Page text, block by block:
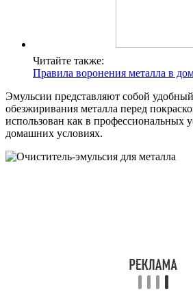
Читайте также:
Правила воронения металла в
Эмульсии представляют собой
обезжиривания металла перед
использован как в профессиональных
домашних условиях.